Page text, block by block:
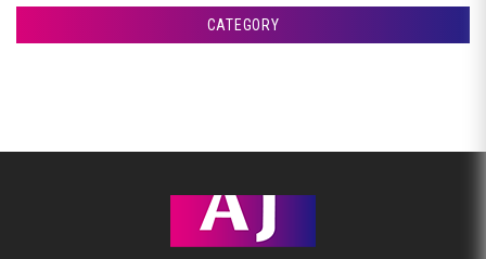
千歳市Ｋ様、車検です♪
札幌市Ｗ様、ピットＩＮです♪
CATEGORY
美装